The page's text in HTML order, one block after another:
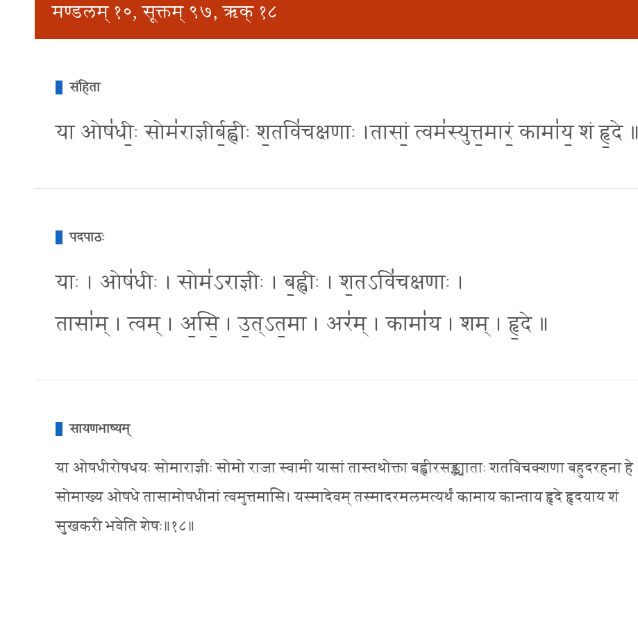
मण्डलम् १०, सूक्तम् ९७, ऋक् १८
संहिता
या ओष॑धी॒ः सोम॑राज्ञीर्ब॒ह्वीः श॒तवि॑चक्षणाः ।तासां॒ त्वम॑स्युत्त॒मारं॒ कामा॑य॒ शं हृ॒दे ॥
पदपाठः
याः । ओष॑धीः । सोम॑ऽराज्ञीः । ब॒ह्वीः । श॒तऽवि॑चक्षणाः ।
तासा॑म् । त्वम् । अ॒सि॒ । उ॒त्ऽत॒मा । अर॑म् । कामा॑य । शम् । हृ॒दे ॥
सायणभाष्यम्
या ओषधीरोषधयः सोमाराज्ञीः सोमो राजा स्वामी यासां तास्तथोक्ता बह्वीरसङ्ख्याताः शतविचक्शणा बहुदरहना हे
सोमाख्य ओषधे तासामोषधीनां त्वमुत्तमासि। यस्मादेवम् तस्मादरमलमत्यर्थं कामाय कान्ताय हृदे हृदयाय शं
सुखकरी भवेति शेषः॥१८॥